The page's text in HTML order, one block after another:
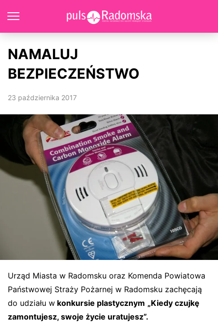
NAMALUJ
BEZPIECZEŃSTWO
23 października 2017
Urząd Miasta w Radomsku oraz Komenda Powiatowa
Państwowej Straży Pożarnej w Radomsku zachęcają
do udziału w konkursie plastycznym „Kiedy czujkę
zamontujesz, swoje życie uratujesz”.